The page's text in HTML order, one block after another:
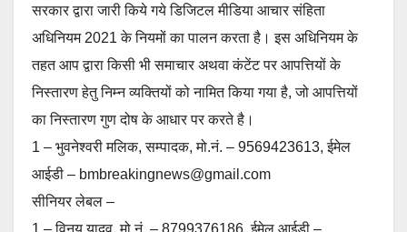
सरकार द्वारा जारी किये गये डिजिटल मीडिया आचार संहिता
अधिनियम 2021 के नियमों का पालन करता है। इस अधिनियम के
तहत आप द्वारा किसी भी समाचार अथवा कंटेंट पर आपत्तियों के
निस्तारण हेतु निम्न व्यक्तियों को नामित किया गया है, जो आपत्तियों
का निस्तारण गुण दोष के आधार पर करते है।
1 – भुवनेश्वरी मलिक, सम्पादक, मो.नं. – 9569423613, ईमेल
आईडी – bmbreakingnews@gmail.com
सीनियर लेबल –